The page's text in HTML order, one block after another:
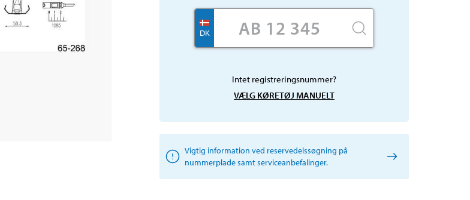
DK
Intet registreringsnummer?
VÆLG KØRETØJ MANUELT
Vigtig information ved reservedelssøgning på
nummerplade samt serviceanbefalinger.